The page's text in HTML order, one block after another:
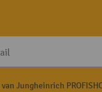
Jungheinrich